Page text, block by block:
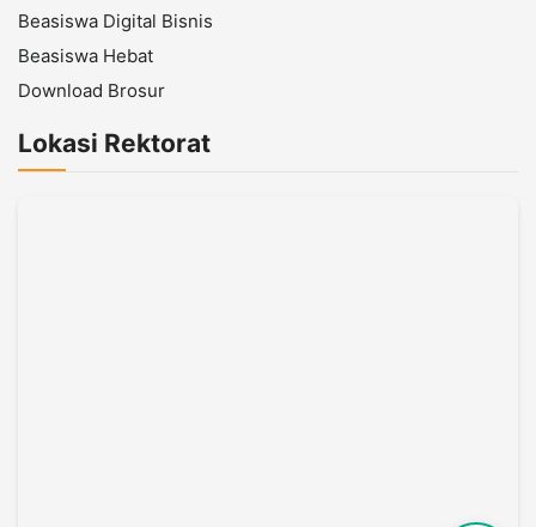
Beasiswa Digital Bisnis
Beasiswa Hebat
Download Brosur
Lokasi Rektorat